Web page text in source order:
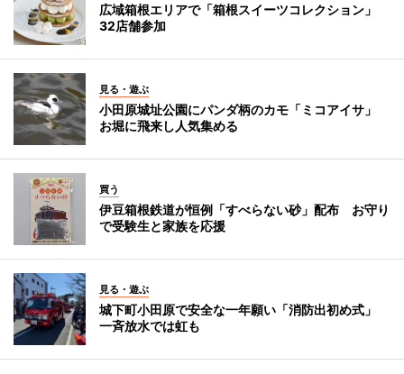
広域箱根エリアで「箱根スイーツコレクション」
32店舗参加
見る・遊ぶ
小田原城址公園にパンダ柄のカモ「ミコアイサ」
お堀に飛来し人気集める
買う
伊豆箱根鉄道が恒例「すべらない砂」配布 お守り
で受験生と家族を応援
見る・遊ぶ
城下町小田原で安全な一年願い「消防出初め式」
一斉放水では虹も